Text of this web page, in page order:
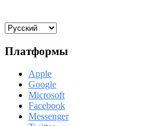
Платформы
Apple
Google
Microsoft
Facebook
Messenger